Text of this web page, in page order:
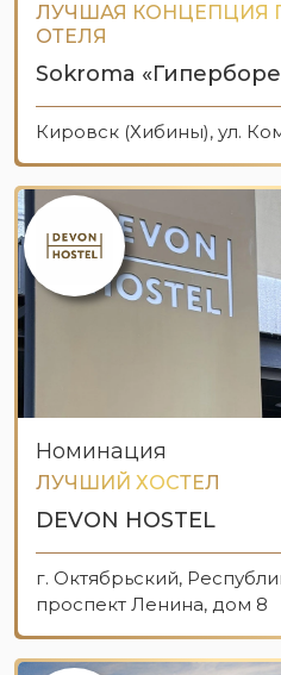
ЛУЧШАЯ КОНЦЕПЦИЯ
ОТЕЛЯ
Sokroma
Кировск (Хибины), ул.
Номинация
ЛУЧШИЙ ХОСТЕЛ
DEVON HOSTEL
г. Октябрьский,
проспект Ленина, дом 8